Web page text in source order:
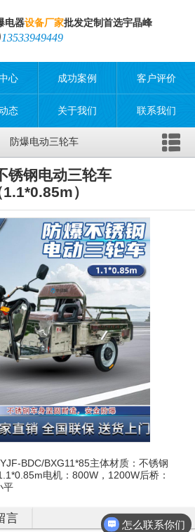
电器设备厂家批发定制首选宇晶峰
13533949449
心 成功案例 客户评价
态 关于我们 联系我们
防爆电动三轮车
锈钢电动三轮车
1.1*0.85m）
BDC/BXG11*85主体材质：不锈钢
电机：800W，1200W后桥：
平
言 怎么联系你们